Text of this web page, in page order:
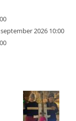
2026 10:00